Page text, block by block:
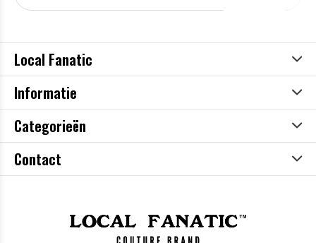
Local Fanatic
Informatie
Categorieën
Contact